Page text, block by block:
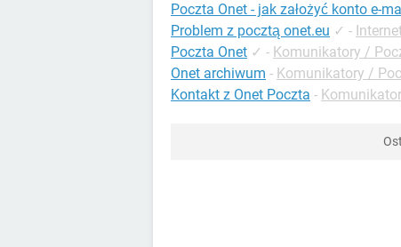
Poczta Onet - jak założyć konto e-
Problem z pocztą onet.eu ✓ -
Poczta Onet ✓ - Komunikatory /
Onet archiwum - Komunikatory /
Kontakt z Onet Poczta -